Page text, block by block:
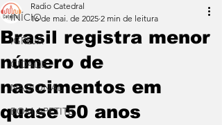
INÍCIO
IGREJA
CIDADE
NACIONAL
BOM APETITE
Brasil registra menor
número de
nascimentos em
quase 50 anos
Radio Catedral
16 de mai. de 2025 2 min de leitura